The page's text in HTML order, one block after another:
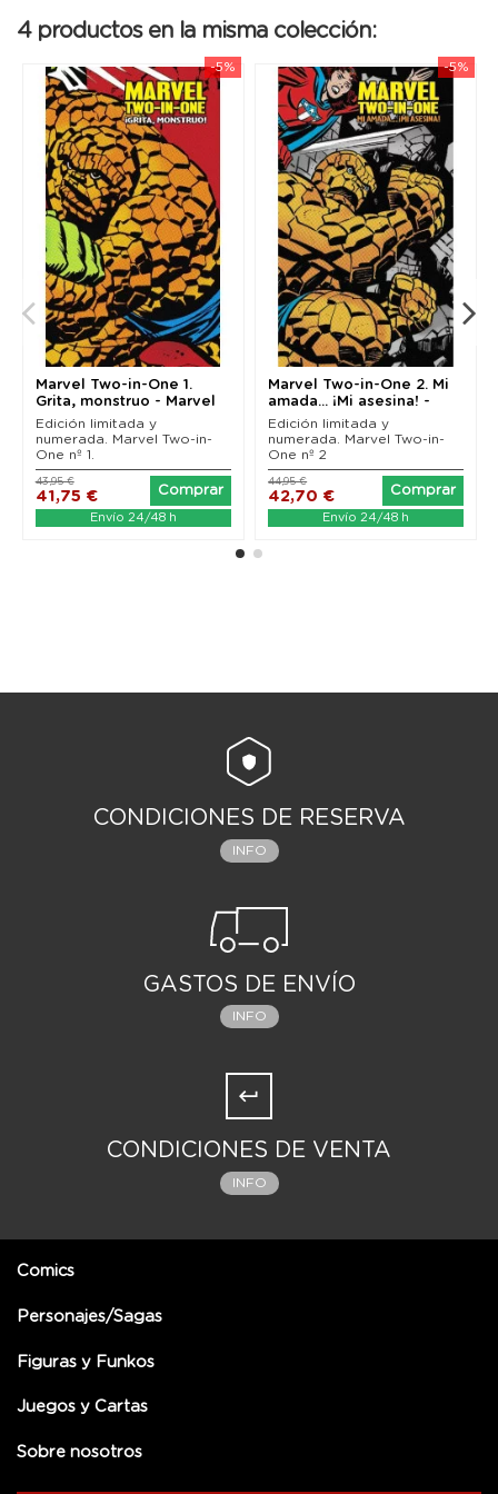
4 productos en la misma colección:
-5%
Marvel Two-in-One 1.
Grita, monstruo - Marvel
Limited Edition
Edición limitada y
numerada. Marvel Two-in-
One nº 1.
41,75 €
43,95 €
Comprar
Envío 24/48 h
-5%
Marvel Two-in-One 2. Mi
amada... ¡Mi asesina! -
Marvel...
Edición limitada y
numerada. Marvel Two-in-
One nº 2
42,70 €
44,95 €
Comprar
Envío 24/48 h
CONDICIONES DE RESERVA
INFO
GASTOS DE ENVÍO
INFO
CONDICIONES DE VENTA
INFO
Comics
Personajes/Sagas
Figuras y Funkos
Juegos y Cartas
Sobre nosotros